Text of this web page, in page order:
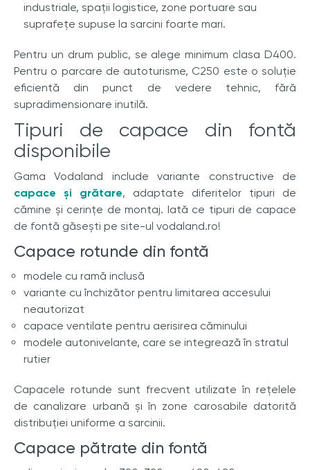
industriale, spații logistice, zone portuare sau
suprafețe supuse la sarcini foarte mari.
Pentru un drum public, se alege minimum clasa D400.
Pentru o parcare de autoturisme, C250 este o soluție
eficientă din punct de vedere tehnic, fără
supradimensionare inutilă.
Tipuri de capace din fontă
disponibile
Gama Vodaland include variante constructive de
capace și grătare, adaptate diferitelor tipuri de
cămine și cerințe de montaj. Iată ce tipuri de capace
de fontă găsești pe site-ul vodaland.ro!
Capace rotunde din fontă
modele cu ramă inclusă
variante cu închizător pentru limitarea accesului
neautorizat
capace ventilate pentru aerisirea căminului
modele autonivelante, care se integrează în stratul
rutier
Capacele rotunde sunt frecvent utilizate în rețelele
de canalizare urbană și în zone carosabile datorită
distribuției uniforme a sarcinii.
Capace pătrate din fontă